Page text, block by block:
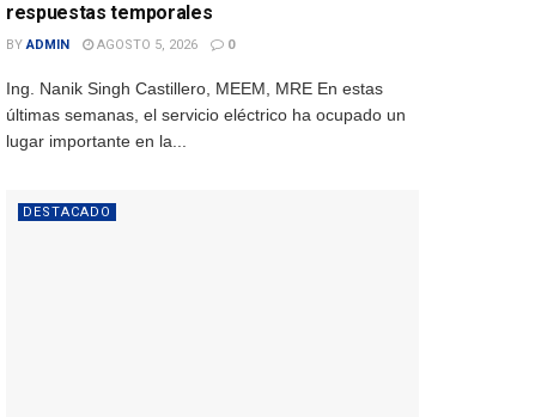
respuestas temporales
BY ADMIN AGOSTO 5, 2026 0
Ing. Nanik Singh Castillero, MEEM, MRE En estas
últimas semanas, el servicio eléctrico ha ocupado un
lugar importante en la...
DESTACADO